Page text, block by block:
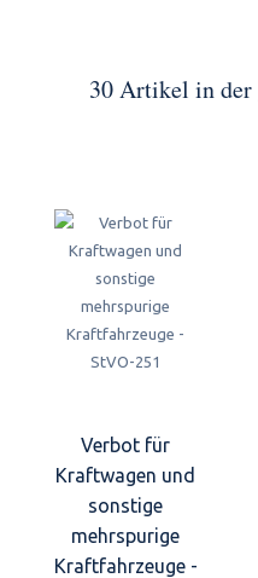
30 Artikel in der
Verbot für
Kraftwagen und
sonstige
mehrspurige
Kraftfahrzeuge -